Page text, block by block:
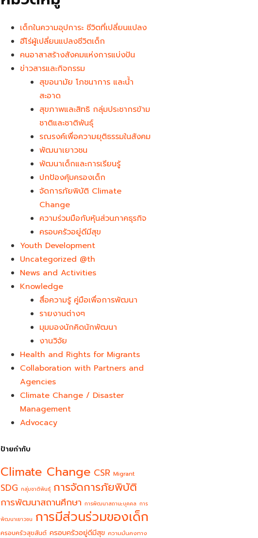
เด็กในความอุปการะ ชีวิตที่เปลี่ยนแปลง
ฮีโร่ผู้เปลี่ยนแปลงชีวิตเด็ก
คนอาสาสร้างสังคมแห่งการแบ่งปัน
ข่าวสารและกิจกรรม
สุขอนามัย โภชนาการ และน้ำ
สะอาด
สุขภาพและสิทธิ กลุ่มประชากรข้าม
ชาติและชาติพันธุ์
รณรงค์เพื่อความยุติธรรมในสังคม
พัฒนาเยาวชน
พัฒนาเด็กและการเรียนรู้
ปกป้องคุ้มครองเด็ก
จัดการภัยพิบัติ Climate
Change
ความร่วมมือกับหุ้นส่วนภาคธุรกิจ
ครอบครัวอยู่ดีมีสุข
Youth Development​
Uncategorized @th
News and Activities
Knowledge
สื่อความรู้ คู่มือเพื่อการพัฒนา
รายงานต่างๆ
มุมมองนักคิดนักพัฒนา
งานวิจัย
Health and Rights for Migrants
Collaboration with Partners and
Agencies
Climate Change / Disaster
Management
Advocacy
ป้ายกำกับ
Climate Change CSR Migrant
SDG กลุ่มชาติพันธุ์ การจัดการภัยพิบัติ
การพัฒนาสถานศึกษา การพัฒนาสถานะบุคคล การ
พัฒนาเยาวชน การมีส่วนร่วมของเด็ก
ครอบครัวสุขสันต์ ครอบครัวอยู่ดีมีสุข ความมั่นคงทาง